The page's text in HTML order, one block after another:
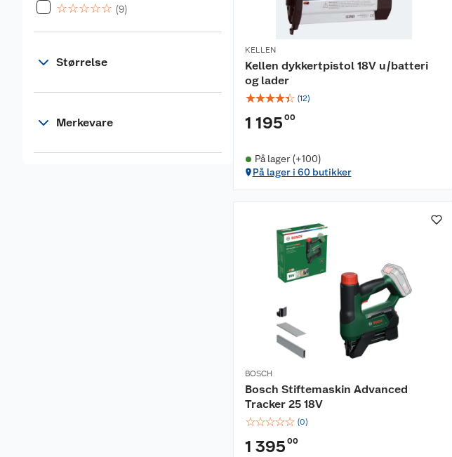
☆☆☆☆☆ (9)
Størrelse
Merkevare
KELLEN
Kellen dykkertpistol 18V u/batteri
og lader
☆☆☆☆☆ (12)
1 195 00
På lager (+100)
På lager i 60 butikker
BOSCH
Bosch Stiftemaskin Advanced
Tracker 25 18V
☆☆☆☆☆ (0)
1 395 00